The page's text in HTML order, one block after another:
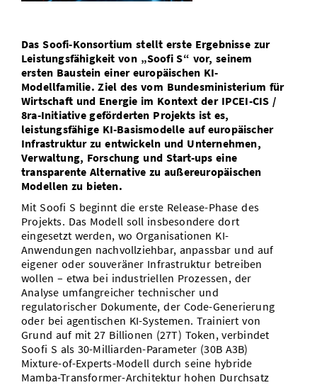
Open Science/Open Access
Zahlen & Fakten
Kontakt
SIC Merchandise
SIC Podcast
AnsprechpartnerInnen, Personen, Forschungsgruppen
Termine, Vorträge und Veranstaltungen
Alumni
Das Soofi-Konsortium stellt erste Ergebnisse zur
Leistungsfähigkeit von „Soofi S“ vor, seinem
ersten Baustein einer europäischen KI-
Modellfamilie. Ziel des vom Bundesministerium für
Wirtschaft und Energie im Kontext der IPCEI-CIS /
8ra-Initiative geförderten Projekts ist es,
leistungsfähige KI-Basismodelle auf europäischer
Infrastruktur zu entwickeln und Unternehmen,
Verwaltung, Forschung und Start-ups eine
transparente Alternative zu außereuropäischen
Modellen zu bieten.
Mit Soofi S beginnt die erste Release-Phase des
Projekts. Das Modell soll insbesondere dort
eingesetzt werden, wo Organisationen KI-
Anwendungen nachvollziehbar, anpassbar und auf
eigener oder souveräner Infrastruktur betreiben
wollen – etwa bei industriellen Prozessen, der
Analyse umfangreicher technischer und
regulatorischer Dokumente, der Code-Generierung
oder bei agentischen KI-Systemen. Trainiert von
Grund auf mit 27 Billionen (27T) Token, verbindet
Soofi S als 30-Milliarden-Parameter (30B A3B)
Mixture-of-Experts-Modell durch seine hybride
Mamba-Transformer-Architektur hohen Durchsatz